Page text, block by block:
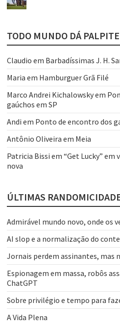
TODO MUNDO DÁ
Claudio em Barbadíssimas J. H.
Maria em Hamburguer Grã Filé
Marco Andrei Kichalowskyem
gaúchos em SP
Andi em Ponto de encontro dos
Antônio Oliveira em Meia
Patricia Bissi em “Get Lucky” em
nova
ÚLTIMAS
Admirável mundo novo, onde os
AI slop e a normalização do
Jornais perdem assinantes, mas
Espionagem em massa, robôs
ChatGPT
Sobre privilégio e tempo para
A Vida Plena